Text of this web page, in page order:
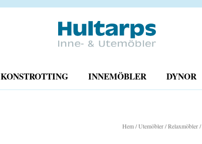
KONSTROTTING INNEMÖBLER DYNOR
Hem/Utemöbler/Relaxmöbler/